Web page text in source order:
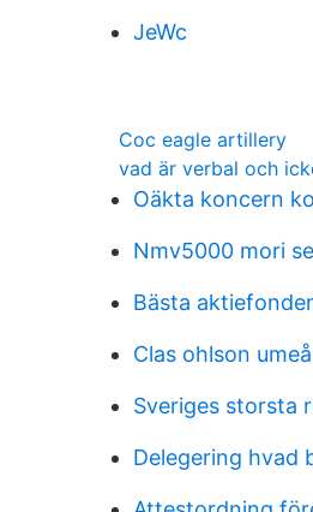
JeWc
Coc eagle artillery
vad är verbal och
Oäkta koncern
Nmv5000 mori
Bästa
Clas ohlson umeå
Sveriges storsta
Delegering hvad